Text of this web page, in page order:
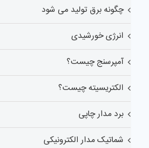
چگونه برق تولید می شود
انرژی خورشیدی
آمپرسنج چیست؟
الکتریسیته چیست؟
برد مدار چاپی
شماتیک مدار الکترونیکی